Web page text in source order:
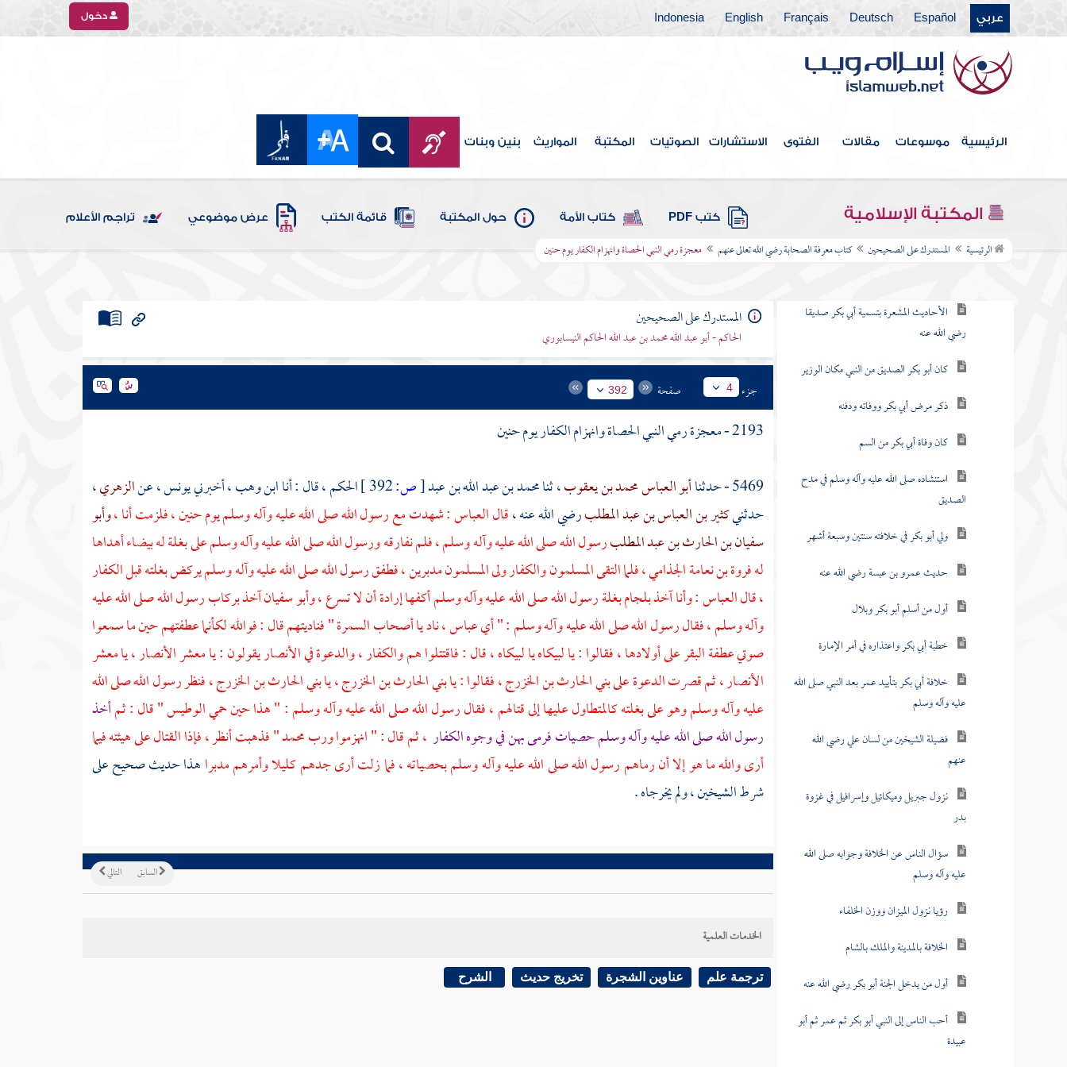
عربي Español
Deutsch
Français
English
Indonesia دخول
الرئيسية موسوعات مقالات الفتوى الاستشارات الصوتيات المكتبة المواريث بنين وبنات
المكتبة الإسلامية كتب PDF كتاب الأمة حول المكتبة قائمة الكتب عرض موضوعي تراجم الأعلام
الرئيسية المستدرك على الصحيحين كتاب معرفة الصحابة رضي الله تعالى عنهم معجزة رمي النبي الحصاة وانهزام الكفار يوم حنين
كتاب التفسير
كتاب تواريخ المتقدمين من الأنبياء والمرسلين
ومن كتاب آيات رسول الله صلى الله عليه وآله
وسلم التي في دلائل النبوة
كتاب الهجرة الأولى إلى الحبشة
كتاب الهجرة
كتاب المغازي والسرايا
كتاب معرفة الصحابة رضي الله تعالى عنهم
الأحاديث المشعرة بتسمية أبي بكر صديقا
رضي الله عنه
كان أبو بكر الصديق من النبي مكان الوزير
ذكر مرض أبي بكر ووفاته ودفنه
كان وفاة أبي بكر من السم
استنشاده صلى الله عليه وآله وسلم في مدح
الصديق
ولي أبو بكر في خلافته سنتين وسبعة أشهر
حديث عمرو بن عبسة رضي الله عنه
أول من أسلم أبو بكر وبلال
خطبة أبي بكر واعتذاره في أمر الإمارة
خلافة أبي بكر بتأييد عمر بعد النبي صلى الله
عليه وآله وسلم
فضيلة الشيخين من لسان علي رضي الله
عنهم
نزول جبريل وميكائيل وإسرافيل في غزوة
بدر
سؤال الناس عن الخلافة وجوابه صلى الله
عليه وآله وسلم
رؤيا نزول الميزان ووزن الخلفاء
الخلافة بالمدينة والملك بالشام
أول من يدخل الجنة أبو بكر رضي الله عنه
أحب الناس إلى النبي أبو بكر ثم عمر ثم أبو
عبيدة
المستدرك على الصحيحين
الحاكم - أبو عبد الله محمد بن عبد الله الحاكم النيسابوري
جزء 4 صفحة 392
2193 - معجزة رمي النبي الحصاة وانهزام الكفار يوم
حنين
5469 - حدثنا
أبو العباس محمد بن يعقوب، ثنامحمد بن عبد الله بن عبد[ص: الحكم، قال : أناابن وهب، أخبرنييونس، عنالزهري،
حدثنيكثير بن العباس بن عبد المطلبرضي الله عنه ،قالالعباس: شهدت مع رسول الله صلى الله عليه وآله وسلم يومحنين، فلزمت أنا ،وأبو
سفيان بن الحارث بن عبد المطلبرسول الله صلى الله عليه وآله وسلم ، فلم نفارقه ورسول الله صلى الله عليه وآله وسلم على بغلة له بيضاء أهداها
لهفروة بن نعامة الجذامي، فلما التقى المسلمون والكفار ولى المسلمون مدبرين ، فطفق رسول الله صلى الله عليه وآله وسلم يركض بغلته قبل الكفار
، قال العباس : وأنا آخذ بلجام بغلة رسول الله صلى الله عليه وآله وسلم أكفها إرادة أن لا تسرع ،وأبو سفيانآخذ بركاب رسول الله صلى الله عليه
وآله وسلم ، فقال رسول الله صلى الله عليه وآله وسلم : " أيعباس، ناد ياأصحاب السمرة" فناديتهم قال : فوالله لكأنما عطفتهم حين ما سمعوا
صوتي عطفة البقر على أولادها ، فقالوا : يا لبيكاه يا لبيكاه ، قال : فاقتتلوا هم والكفار ، والدعوة فيالأنصاريقولون : يا معشرالأنصار، يا معشر
الأنصار، ثم قصرت الدعوة علىبني الحارث بن الخزرج، فقالوا : يابني الحارث بن الخزرج، يابني الحارث بن الخزرج، فنظر رسول الله صلى الله
عليه وآله وسلم وهو على بغلته كالمتطاول عليها إلى قتالهم ، فقال رسول الله صلى الله عليه وآله وسلم : " هذا حين حمي الوطيس " قال : ثمأخذ
رسول الله صلى الله عليه وآله وسلم حصيات فرمى بهن في وجوه الكفار ، ثم قال : " انهزموا وربمحمد" فذهبت أنظر ، فإذا القتال على هيئته فيما
أرى والله ما هو إلا أن رماهم رسول الله صلى الله عليه وآله وسلم بحصياته ، فما زلت أرى جدهم كليلا وأمرهم مدبراهذا حديث صحيح على
شرط الشيخين ، ولم يخرجاه .
التالي السابق
الخدمات العلمية
ترجمة علم عناوين الشجرة تخريج حديث الشرح